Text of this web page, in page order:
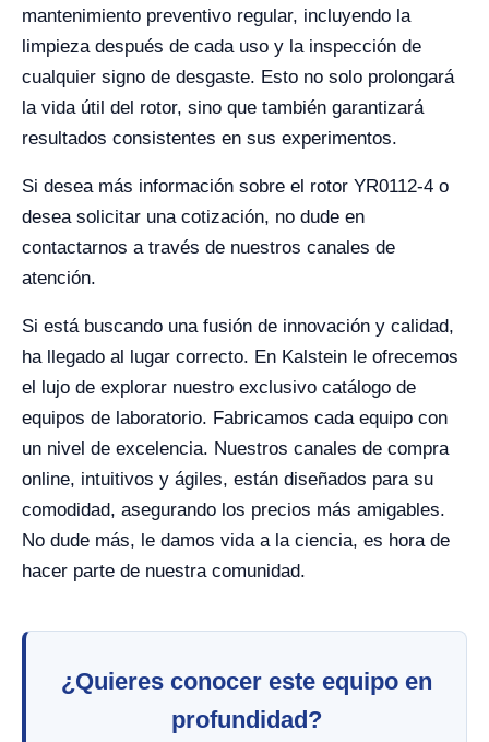
mantenimiento preventivo regular, incluyendo la
limpieza después de cada uso y la inspección de
cualquier signo de desgaste. Esto no solo prolongará
la vida útil del rotor, sino que también garantizará
resultados consistentes en sus experimentos.
Si desea más información sobre el rotor YR0112-4 o
desea solicitar una cotización, no dude en
contactarnos a través de nuestros canales de
atención.
Si está buscando una fusión de innovación y calidad,
ha llegado al lugar correcto. En Kalstein le ofrecemos
el lujo de explorar nuestro exclusivo catálogo de
equipos de laboratorio. Fabricamos cada equipo con
un nivel de excelencia. Nuestros canales de compra
online, intuitivos y ágiles, están diseñados para su
comodidad, asegurando los precios más amigables.
No dude más, le damos vida a la ciencia, es hora de
hacer parte de nuestra comunidad.
¿Quieres conocer este equipo en
profundidad?